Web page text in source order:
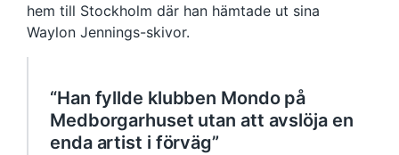
hem till Stockholm där han hämtade ut sina
Waylon Jennings-skivor.
“Han fyllde klubben Mondo på
Medborgarhuset utan att avslöja en
enda artist i förväg”